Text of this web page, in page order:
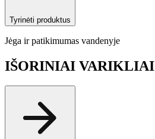
Tyrinėti produktus
Jėga ir patikimumas vandenyje
IŠORINIAI VARIKLIAI